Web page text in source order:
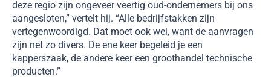
deze regio zijn ongeveer veertig oud-ondernemers bij ons
aangesloten,” vertelt hij. “Alle bedrijfstakken zijn
vertegenwoordigd. Dat moet ook wel, want de aanvragen
zijn net zo divers. De ene keer begeleid je een
kapperszaak, de andere keer een groothandel technische
producten.”